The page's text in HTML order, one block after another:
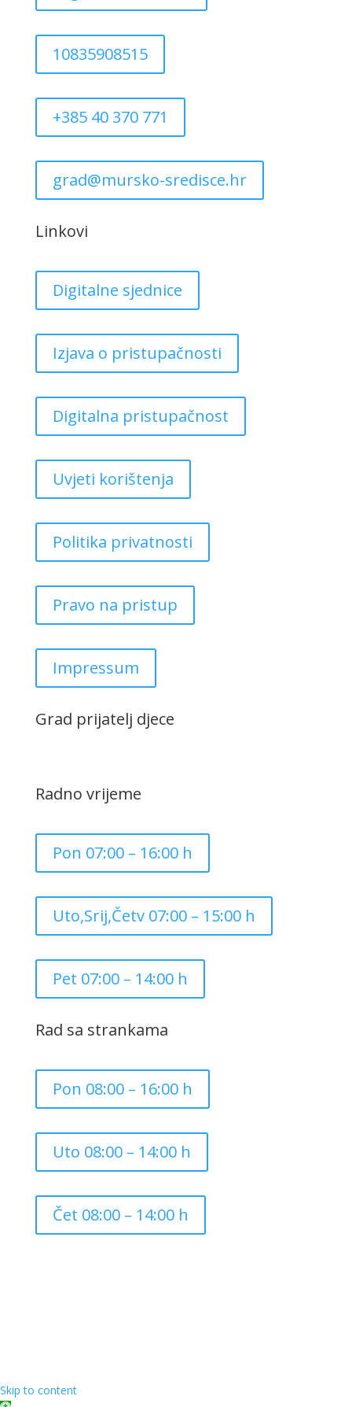
10835908515
+385 40 370 771
grad@mursko-sredisce.hr
Linkovi
Digitalne sjednice
Izjava o pristupačnosti
Digitalna pristupačnost
Uvjeti korištenja
Politika privatnosti
Pravo na pristup
Impressum
Grad prijatelj djece
Radno vrijeme
Pon 07:00 – 16:00 h
Uto,Srij,Četv 07:00 – 15:00 h
Pet 07:00 – 14:00 h
Rad sa strankama
Pon 08:00 – 16:00 h
Uto 08:00 – 14:00 h
Čet 08:00 – 14:00 h
Skip to content